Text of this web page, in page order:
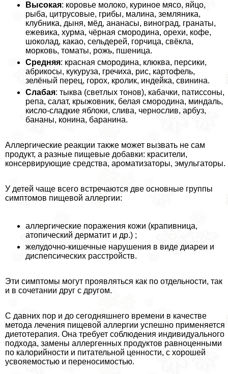
Высокая: коровье молоко, куриное мясо, яйцо,
рыба, цитрусовые, грибы, малина, земляника,
клубника, дыня, мёд, ананасы, виноград, гранаты,
ежевика, хурма, чёрная смородина, орехи, кофе,
шоколад, какао, сельдерей, горчица, свёкла,
морковь, томаты, рожь, пшеница.
Средняя: красная смородина, клюква, персики,
абрикосы, кукуруза, гречиха, рис, картофель,
зелёный перец, горох, кролик, индейка, свинина.
Слабая: тыква (светлых тонов), кабачки, патиссоны,
репа, салат, крыжовник, белая смородина, миндаль,
кисло-сладкие яблоки, слива, чернослив, арбуз,
бананы, конина, бapaнина.
Аллергические реакции также может вызвать не сам
продукт, а разные пищевые добавки: красители,
консервирующие средства, ароматизаторы, эмульгаторы.
У детей чаще всего встречаются две основные группы
симптомов пищевой аллергии:
аллергические поражения кожи (крапивница,
атопический дерматит и др.) ;
желудочно-кишечные нарушения в виде диареи и
диспепсических расстройств.
Эти симптомы могут проявляться как по отдельности, так
и в сочетании друг с другом.
С давних пор и до сегодняшнего времени в качестве
метода лечения пищевой аллергии успешно применяется
диетотерапия. Она требует соблюдения индивидуального
подхода, замены аллергенных продуктов равноценными
по калорийности и питательной ценности, с хорошей
усвояемостью и переносимостью.